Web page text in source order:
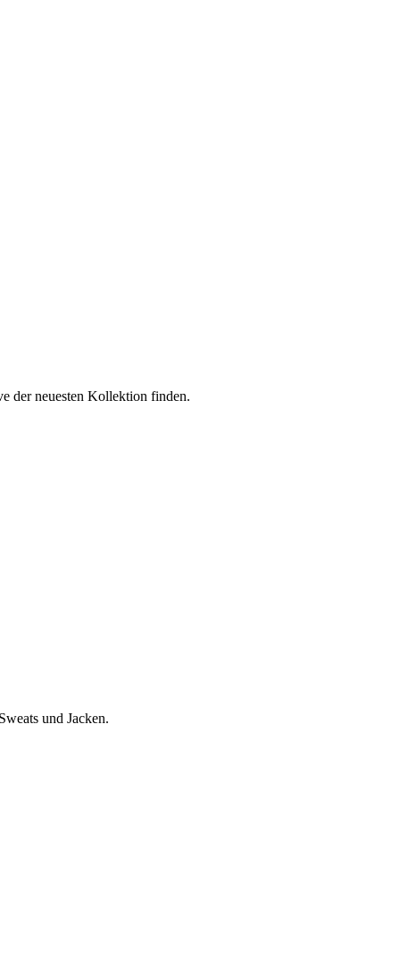
der neuesten Kollektion finden.
und Jacken.